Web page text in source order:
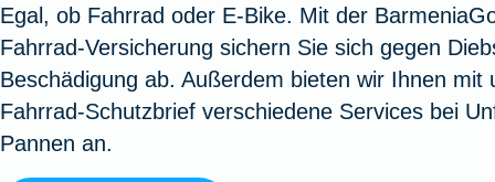
Oldtimerversicherung
Fahrradversicherung
Rundum-
Jagd-
Augenzusatzversicherung
Pflegemonatsgeld
Zur
Vermögensschadenversicherung
Zur Serviceübersicht
Egal, ob Fahrrad oder E-Bike. Mit der
Fahrrad-Versicherung sichern Sie sich gegen
Beschädigung ab. Außerdem bieten wir Ihnen mit
Fahrrad-Schutzbrief verschiedene Services bei
Pannen an.